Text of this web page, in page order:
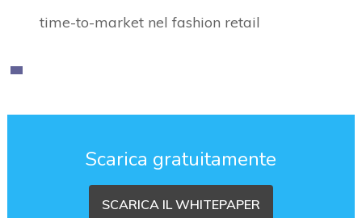
time-to-market nel fashion retail
Scarica gratuitamente
SCARICA IL WHITEPAPER